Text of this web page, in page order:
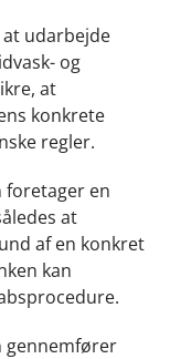
udarbejde
og
at
konkrete
regler.
foretager en
at
af en konkret
kan
gennemfører